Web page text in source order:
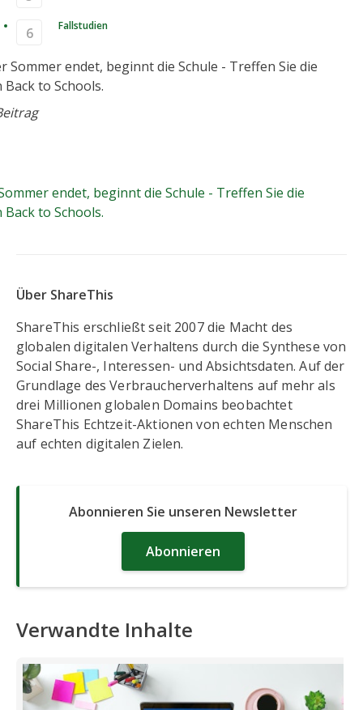
Fallstudien
endet, beginnt die Schule - Treffen Sie die
to Schools.
Über ShareThis
ShareThis erschließt seit 2007 die Macht des
globalen digitalen Verhaltens durch die Synthese von
Social Share-, Interessen- und Absichtsdaten. Auf der
Grundlage des Verbraucherverhaltens auf mehr als
drei Millionen globalen Domains beobachtet
ShareThis Echtzeit-Aktionen von echten Menschen
auf echten digitalen Zielen.
Abonnieren Sie unseren Newsletter
Abonnieren
Verwandte Inhalte